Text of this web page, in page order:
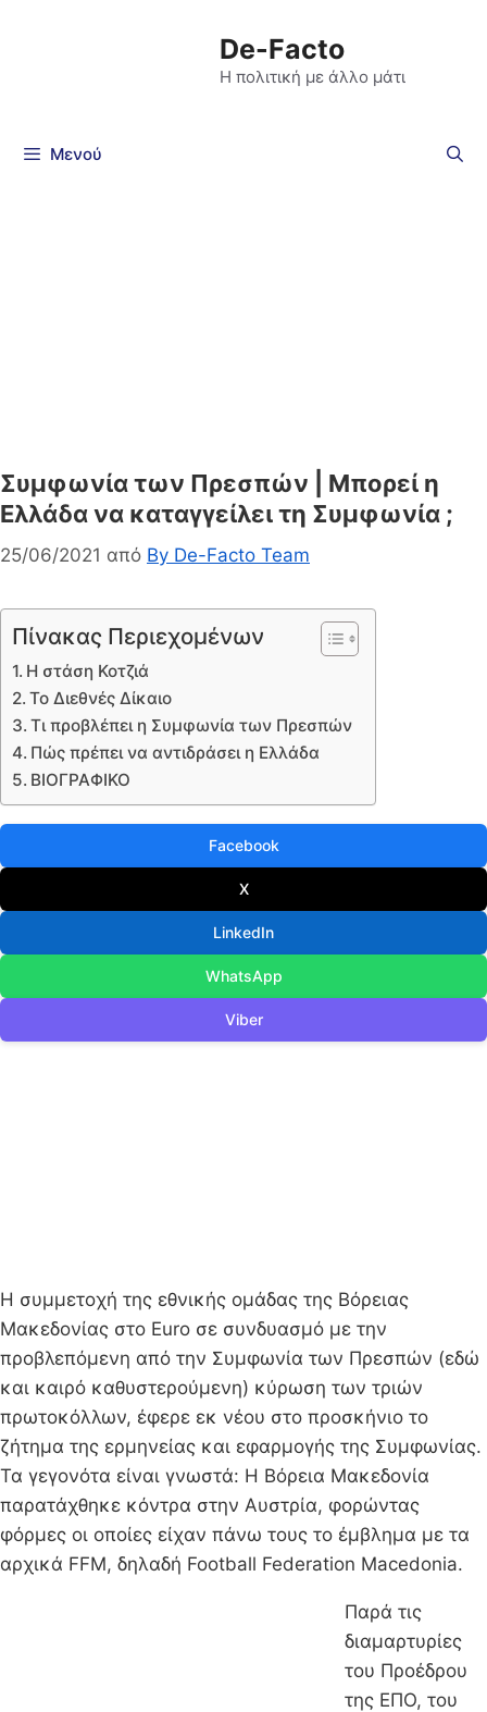
De-Facto
Η πολιτική με άλλο μάτι
Μενού
Συμφωνία των Πρεσπών | Μπορεί η
Ελλάδα να καταγγείλει τη Συμφωνία ;
25/06/2021 από By De-Facto Team
Πίνακας Περιεχομένων
Η στάση Κοτζιά
Το Διεθνές Δίκαιο
Τι προβλέπει η Συμφωνία των Πρεσπών
Πώς πρέπει να αντιδράσει η Ελλάδα
ΒΙΟΓΡΑΦΙΚΟ
Facebook
X
LinkedIn
WhatsApp
Viber
Η συμμετοχή της εθνικής ομάδας της Βόρειας
Μακεδονίας στο Euro σε συνδυασμό με την
προβλεπόμενη από την Συμφωνία των Πρεσπών (εδώ
και καιρό καθυστερούμενη) κύρωση των τριών
πρωτοκόλλων, έφερε εκ νέου στο προσκήνιο το
ζήτημα της ερμηνείας και εφαρμογής της Συμφωνίας.
Τα γεγονότα είναι γνωστά: Η Βόρεια Μακεδονία
παρατάχθηκε κόντρα στην Αυστρία, φορώντας
φόρμες οι οποίες είχαν πάνω τους το έμβλημα με τα
αρχικά FFM, δηλαδή Football Federation Macedonia.
Παρά τις
διαμαρτυρίες
του Προέδρου
της ΕΠΟ, του